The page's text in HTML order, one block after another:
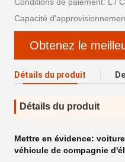
Capacité
Obtenez le
Détails du produit
Détails du produit
Mettre en évidence:
véhicule de compagnie